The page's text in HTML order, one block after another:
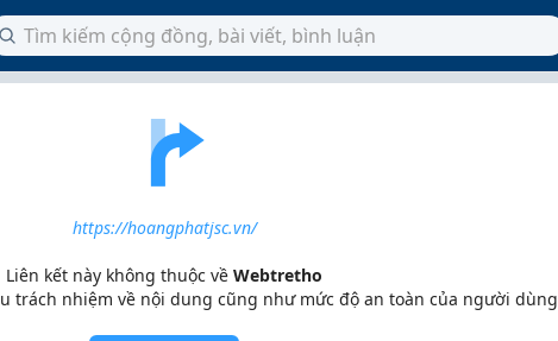
https://hoangphatjsc.vn/
Liên kết này không thuộc về Webtretho
trách nhiệm về nội dung cũng như mức độ an toàn của người dùng